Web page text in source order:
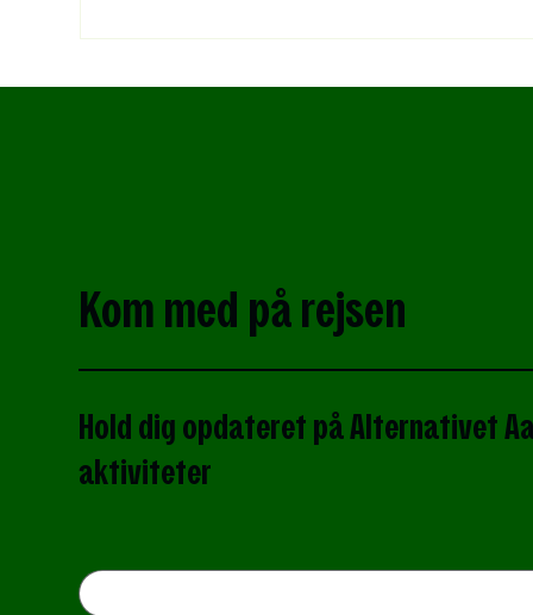
et sammenhængende lokalt
Kom med på rejsen
Hold dig opdateret på Alternativet
aktiviteter